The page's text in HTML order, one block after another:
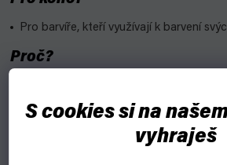
S cookies si na
vyhraješ
Pro barvíře, kteří využívají k barvení
Proč?
nepotřebují ani primer
Jsou vhodné pro techniku Airbrush, ale
menší detaily nanášené štětcem